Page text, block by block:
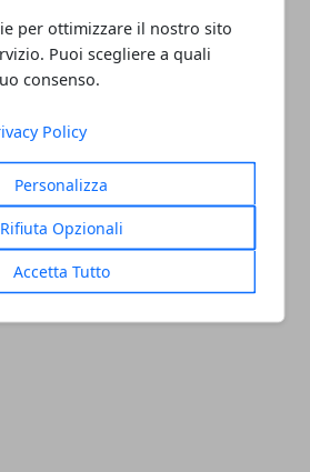
per ottimizzare il nostro sito
Puoi scegliere a quali
consenso.
Policy
Personalizza
Rifiuta Opzionali
Accetta Tutto